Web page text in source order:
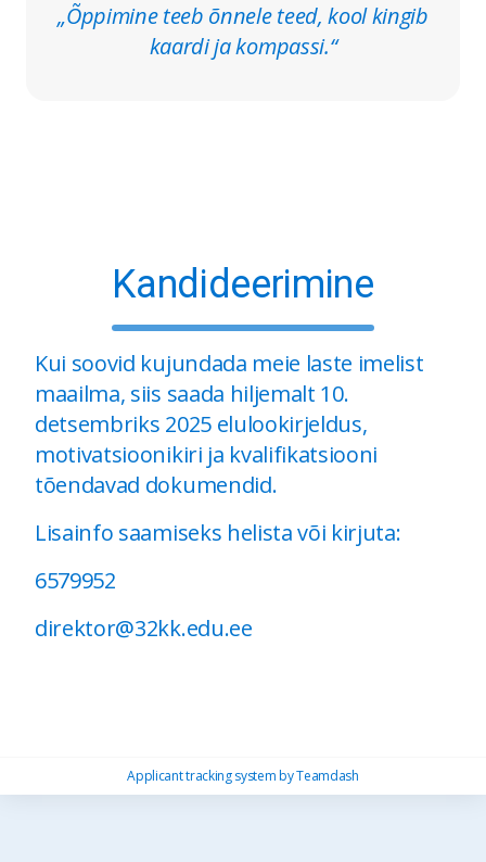
„Õppimine teeb õnnele teed, kool kingib
kaardi ja kompassi.“
Kandideerimine
Kui soovid kujundada meie laste imelist
maailma, siis saada hiljemalt 10.
detsembriks 2025 elulookirjeldus,
motivatsioonikiri ja kvalifikatsiooni
tõendavad dokumendid.
Lisainfo saamiseks helista või kirjuta:
6579952
direktor@32kk.edu.ee
Applicant tracking systembyTeamdash